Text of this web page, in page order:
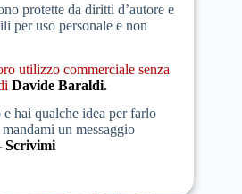
protette da diritti d’autore e
per uso personale e non
utilizzo commerciale senza
Davide Baraldi.
hai qualche idea per farlo
un messaggio
Scrivimi